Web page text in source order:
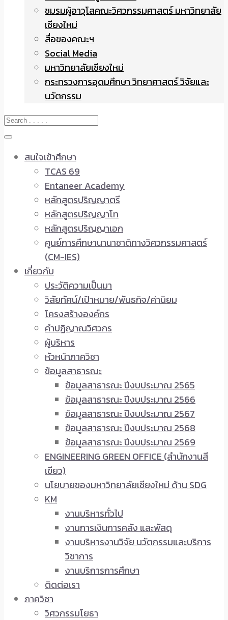
ชมรมผู้อาวุโสคณะวิศวกรรมศาสตร์ มหาวิทยาลัย
เชียงใหม่
สื่อของคณะฯ
Social Media
มหาวิทยาลัยเชียงใหม่
กระทรวงการอุดมศึกษา วิทยาศาสตร์ วิจัยและ
นวัตกรรม
สนใจเข้าศึกษา
TCAS 69
Entaneer Academy
หลักสูตรปริญญาตรี
หลักสูตรปริญญาโท
หลักสูตรปริญญาเอก
ศูนย์การศึกษานานาชาติทางวิศวกรรมศาสตร์
(CM-IES)
เกี่ยวกับ
ประวัติความเป็นมา
วิสัยทัศน์/เป้าหมาย/พันธกิจ/ค่านิยม
โครงสร้างองค์กร
คำปฏิญาณวิศวกร
ผู้บริหาร
หัวหน้าภาควิชา
ข้อมูลสาธารณะ
ข้อมูลสาธารณะ ปีงบประมาณ 2565
ข้อมูลสาธารณะ ปีงบประมาณ 2566
ข้อมูลสาธารณะ ปีงบประมาณ 2567
ข้อมูลสาธารณะ ปีงบประมาณ 2568
ข้อมูลสาธารณะ ปีงบประมาณ 2569
ENGINEERING GREEN OFFICE (สำนักงานสี
เขียว)
นโยบายของมหาวิทยาลัยเชียงใหม่ ด้าน SDG
KM
งานบริหารทั่วไป
งานการเงินการคลัง และพัสดุ
งานบริหารงานวิจัย นวัตกรรมและบริการ
วิชาการ
งานบริการการศึกษา
ติดต่อเรา
ภาควิชา
วิศวกรรมโยธา